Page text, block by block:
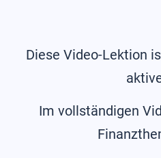
Diese Video-Lektion
Im vollständigen